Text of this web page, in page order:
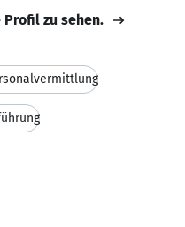
Profil zu sehen.